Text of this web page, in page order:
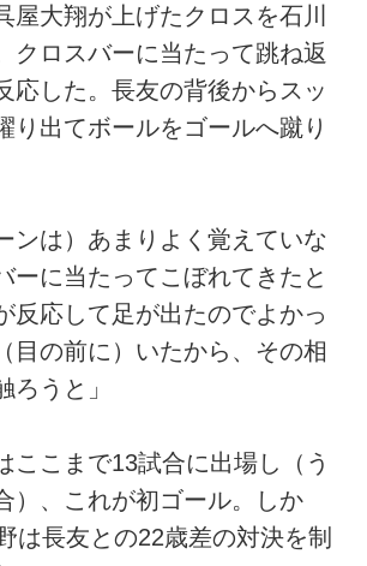
大翔が上げたクロスを石川
クロスバーに当たって跳ね返
応した。長友の背後からスッ
り出てボールをゴールへ蹴り
ンは）あまりよく覚えていな
ーに当たってこぼれてきたと
反応して足が出たのでよかっ
目の前に）いたから、その相
ろうと」
こまで13試合に出場し（う
）、これが初ゴール。しか
は長友との22歳差の対決を制